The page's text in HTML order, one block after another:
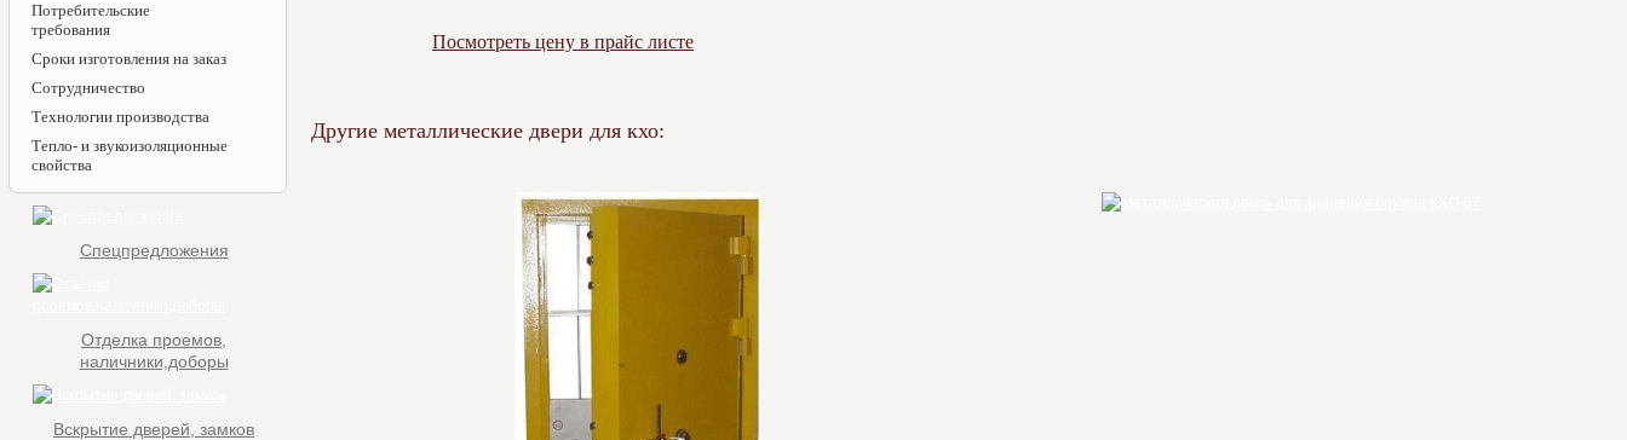
Посмотреть цену в прайс листе
Другие металлические двери для кхо:
Потребительские
требования
Сроки изготовления на заказ
Сотрудничество
Технологии производства
Тепло- и звукоизоляционные
свойства
Спецпредложения
Отделка проемов,
наличники,доборы
Вскрытие дверей, замков